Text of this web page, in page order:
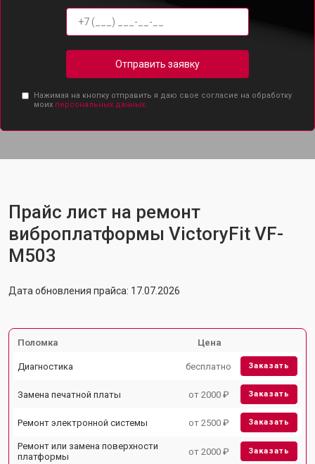
Отправить заявку
Нажимая на кнопку отправить я даю свое согласие на обработку
моих персональных данных.
Прайс лист на ремонт
виброплатформы VictoryFit VF-
M503
Дата обновления прайса: 17.07.2026
Поломка Цена
Диагностика бесплатно Заказать
Замена печатной платы от 2000 ₽ Заказать
Ремонт электронной системы от 2500 ₽ Заказать
Ремонт или замена поверхности
платформы
от 2000 ₽ Заказать